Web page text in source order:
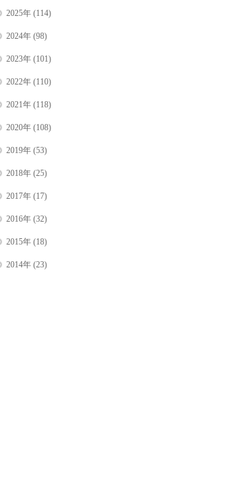
2025年(114)
2024年(98)
2023年(101)
2022年(110)
2021年(118)
2020年(108)
2019年(53)
2018年(25)
2017年(17)
2016年(32)
2015年(18)
2014年(23)